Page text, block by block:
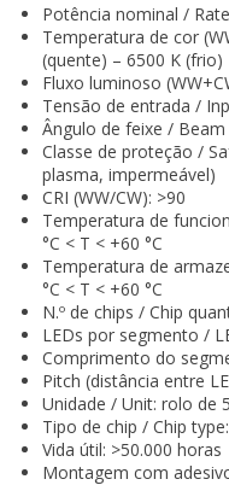
Potência nominal /
Temperatura de cor
(quente) – 6500 K (frio)
Fluxo luminoso
Tensão de entrada /
Ângulo de feixe / Beam
Classe de proteção /
plasma, impermeável)
CRI (WW/CW): >90
Temperatura de
°C < T < +60 °C
Temperatura de
°C < T < +60 °C
N.º de chips / Chip
LEDs por segmento /
Comprimento do
Pitch (distância entre
Unidade / Unit: rolo de
Tipo de chip / Chip
Vida útil: >50.000 horas
Montagem com